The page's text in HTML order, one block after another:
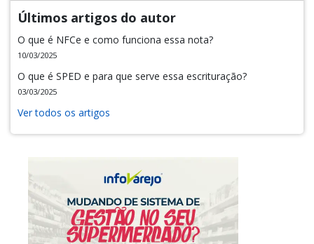
Últimos artigos do autor
O que é NFCe e como funciona essa nota?
10/03/2025
O que é SPED e para que serve essa escrituração?
03/03/2025
Ver todos os artigos